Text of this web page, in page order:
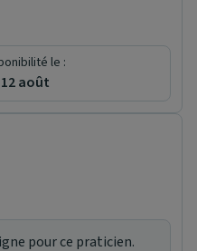
le :
août
pour ce praticien.